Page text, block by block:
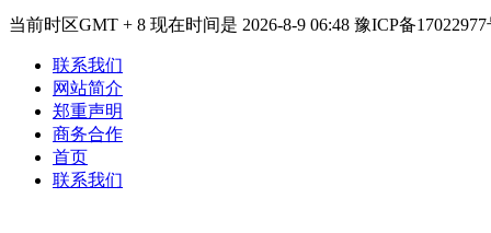
当前时区GMT + 8 现在时间是 2026-8-9 06:48 豫ICP备17022977
联系我们
网站简介
郑重声明
商务合作
首页
联系我们